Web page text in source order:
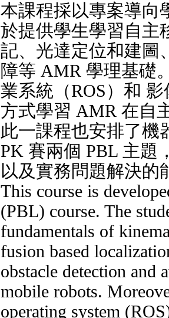
本課程採以專案導向
於提供學生學習自主
記、光達定位和建圖
障等 AMR 學理基礎
業系統（ROS）和
方式學習 AMR 在自
此一課程也安排了機
PK 賽兩個 PBL 主題
以及實務問題解決的
This course is
(PBL) course. The
fundamentals of
fusion based
obstacle detection and
mobile robots.
operating system